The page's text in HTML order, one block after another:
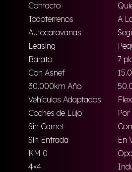
Contacto
Todoterrenos
A
Autocaravanas
Leasing
Barato
7
Con Asnef
30.000km Año
Vehículos Adaptados
Coches de Lujo
Por
Sin Carnet
Sin Entrada
En
KM 0
4×4